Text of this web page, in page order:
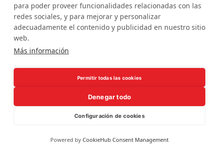
Borsa de treball
para poder proveer funcionalidades relacionadas con las
redes sociales, y para mejorar y personalizar
adecuadamente el contenido y publicidad en nuestro sitio
web.
Más información
Permitir todas las cookies
Denegar todo
Configuración de cookies
Powered by CookieHub Consent Management